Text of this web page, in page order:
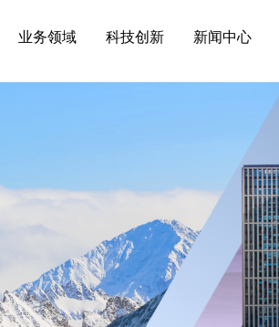
业务领域 科技创新 新闻中心